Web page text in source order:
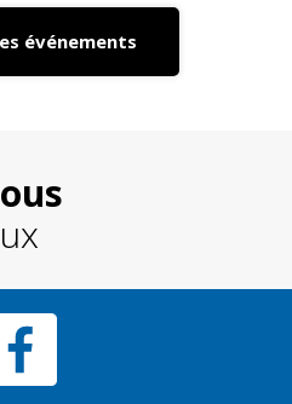
événements